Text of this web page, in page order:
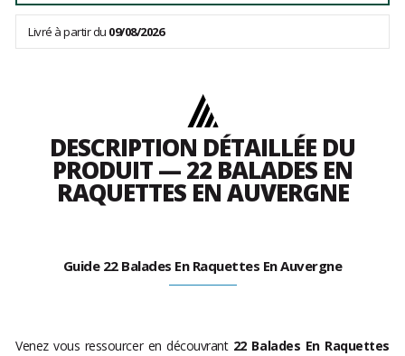
Livré à partir du 09/08/2026
DESCRIPTION DÉTAILLÉE DU
PRODUIT — 22 BALADES EN
RAQUETTES EN AUVERGNE
Guide 22 Balades En Raquettes En Auvergne
Venez vous ressourcer en découvrant 22 Balades En Raquettes